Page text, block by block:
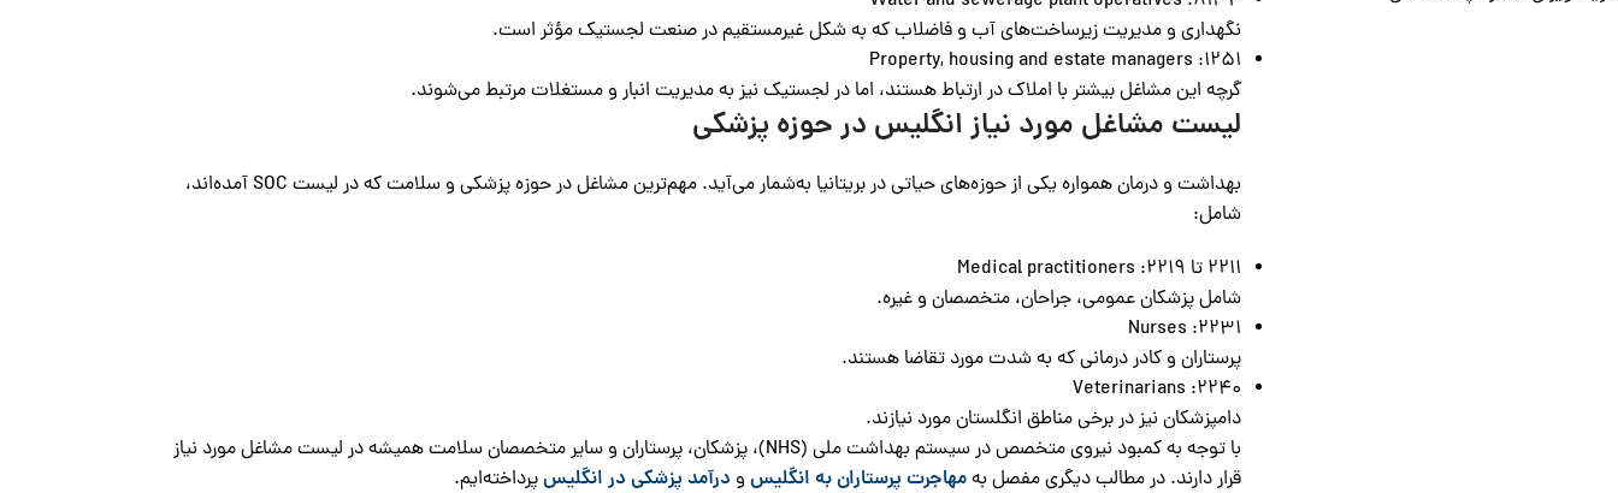
نگهداری و مدیریت زیرساخت‌های آب و فاضلاب که به شکل غیرمستقیم در صنعت لجستیک مؤثر است.
1251: Property, housing and estate managers
گرچه این مشاغل بیشتر با املاک در ارتباط هستند، اما در لجستیک نیز به مدیریت انبار و مستغلات مرتبط می‌شوند.
لیست مشاغل مورد نیاز انگلیس در حوزه پزشکی
بهداشت و درمان همواره یکی از حوزه‌های حیاتی در بریتانیا به‌شمار می‌آید. مهم‌ترین مشاغل در حوزه پزشکی و سلامت که در لیست SOC آمده‌اند،
شامل:
2211 تا 2219: Medical practitioners
شامل پزشکان عمومی، جراحان، متخصصان و غیره.
2231: Nurses
پرستاران و کادر درمانی که به شدت مورد تقاضا هستند.
2240: Veterinarians
دامپزشکان نیز در برخی مناطق انگلستان مورد نیازند.
با توجه به کمبود نیروی متخصص در سیستم بهداشت ملی (NHS)، پزشکان، پرستاران و سایر متخصصان سلامت همیشه در لیست مشاغل مورد نیاز
قرار دارند. در مطالب دیگری مفصل بهمهاجرت پرستاران به انگلیسو درآمد پزشکی در انگلیسپرداخته‌ایم.